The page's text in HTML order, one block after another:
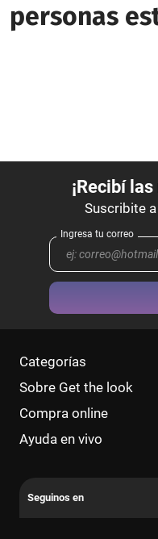
personas
Categorías
Sobre Get the look
Compra online
Ayuda en vivo